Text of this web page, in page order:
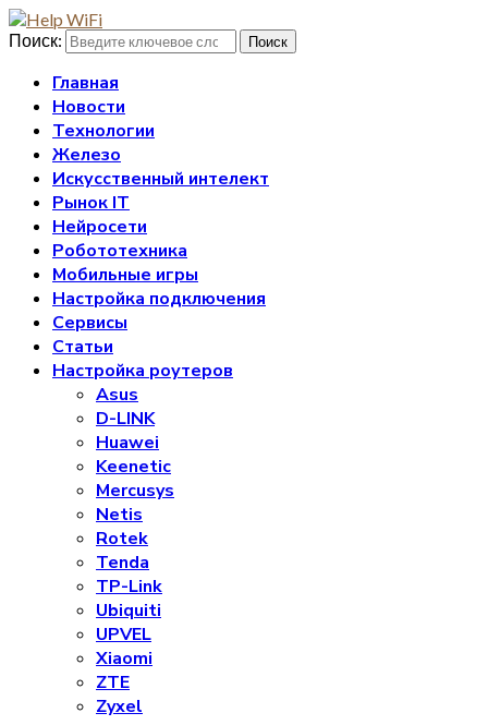
Поиск: Поиск
Главная
Новости
Технологии
Железо
Искусственный интелект
Рынок IT
Нейросети
Робототехника
Мобильные игры
Настройка подключения
Сервисы
Статьи
Настройка роутеров
Asus
D-LINK
Huawei
Keenetic
Mercusys
Netis
Rotek
Tenda
TP-Link
Ubiquiti
UPVEL
Xiaomi
ZTE
Zyxel